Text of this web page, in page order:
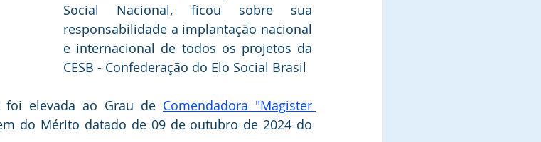
Social Nacional, ficou sobre sua
responsabilidade a implantação nacional
e internacional de todos os projetos da
CESB - Confederação do Elo Social Brasil
foi elevada ao Grau de Comendadora "Magister
do Mérito datado de 09 de outubro de 2024 do